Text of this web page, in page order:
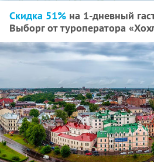
Скидка 51% на 1-дневный
Выборг от туроператора